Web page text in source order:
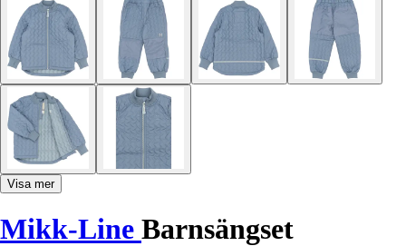
Visa mer
Mikk-Line Barnsängset